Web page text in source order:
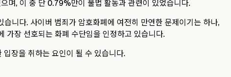
며, 이 중 단 0.79%만이 불법 활동과 관련이 있었습니다.
니다. 사이버 범죄가 암호화폐에 여전히 만연한 문제이기는 하나,
가장 선호되는 화폐 수단임을 인정하고 있습니다.
장을 취하는 요인이 될 수 있습니다.